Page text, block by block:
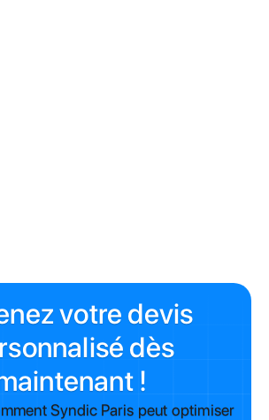
votre devis
dès
!
Syndic Paris peut optimiser